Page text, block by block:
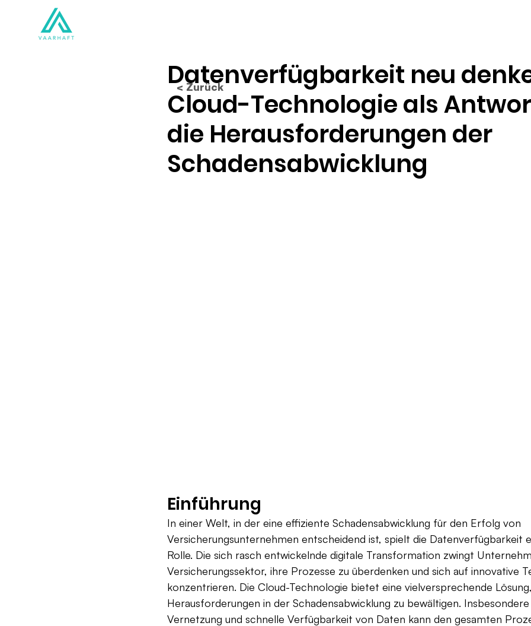
Datenverfügbarkeit neu
Cloud-Technologie als
die Herausforderungen der
Schadensabwicklung
Einführung
In einer Welt, in der eine effiziente Schadensabwicklung für den Erfolg von
Versicherungsunternehmen entscheidend ist, spielt die Datenverfügbarkeit
Rolle. Die sich rasch entwickelnde digitale Transformation zwingt
Versicherungssektor, ihre Prozesse zu überdenken und sich auf innovative
konzentrieren. Die Cloud-Technologie bietet eine vielversprechende
Herausforderungen in der Schadensabwicklung zu bewältigen. Insbesondere
Vernetzung und schnelle Verfügbarkeit von Daten kann den gesamten
< Zurück